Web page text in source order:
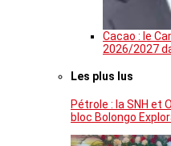
Cacao : le
2026/2027
Les plus lus
Pétrole : la SNH et
bloc Bolongo